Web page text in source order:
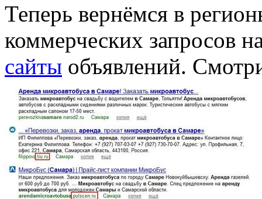
Теперь вернёмся в
коммерческих запросов
сайты объявлений.